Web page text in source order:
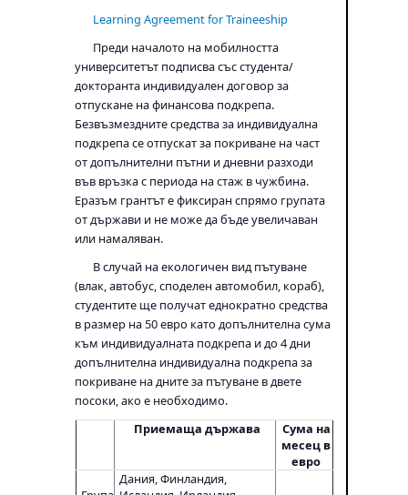
Learning Agreement for Traineeship
Преди началото на мобилността
университетът подписва със студента/
докторанта индивидуален договор за
отпускане на финансова подкрепа.
Безвъзмездните средства за индивидуална
подкрепа се отпускат за покриване на част
от допълнителни пътни и дневни разходи
във връзка с периода на стаж в чужбина.
Еразъм грантът е фиксиран спрямо групата
от държави и не може да бъде увеличаван
или намаляван.
В случай на екологичен вид пътуване
(влак, автобус, споделен автомобил, кораб),
студентите ще получат еднократно средства
в размер на 50 евро като допълнителна сума
към индивидуалната подкрепа и до 4 дни
допълнителна индивидуална подкрепа за
покриване на дните за пътуване в двете
посоки, ако е необходимо.
Приемаща държава
Сума на
месец в
евро
Дания, Финландия,